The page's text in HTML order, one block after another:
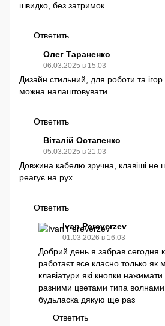
швидко, без затримок
Ответить
Олег Тараненко
06.03.2025 в 15:03
Дизайн стильний, для роботи та ігор
можна налаштовувати
Ответить
Віталій Остапенко
05.03.2025 в 21:03
Довжина кабелю зручна, клавіші не
реагує на рух
Ответить
Ivan Pereverzev
01.03.2026 в 16:03
Добрий день я забрав сегодня
работаєт все класно только як
клавіатури які кнопки
разними цветами типа волнами
будьласка дякую ще раз
Ответить